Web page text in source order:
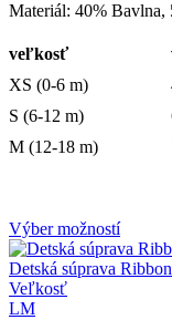
Materiál: 40% Bavlna,
veľkosť
XS (0-6 m)
S (6-12 m)
M (12-18 m)
Výber možností
Detská súprava
Veľkosť
LM